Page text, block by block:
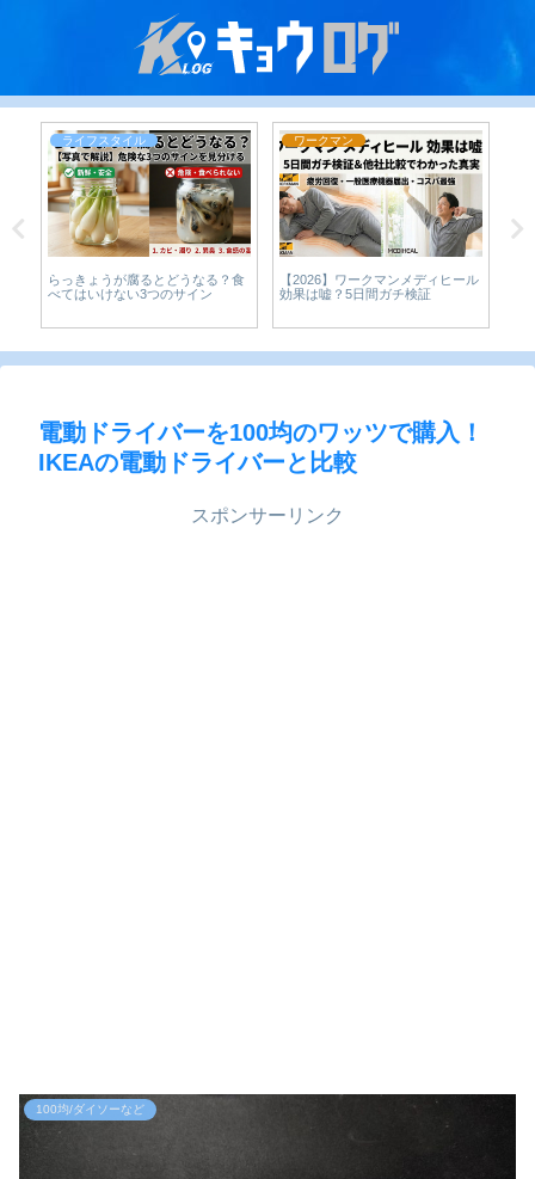
ライフスタイル
らっきょうが腐るとどうなる？食
べてはいけない3つのサイン
ワークマン
【2026】ワークマンメディヒール
効果は嘘？5日間ガチ検証
電動ドライバーを100均のワッツで購入！
IKEAの電動ドライバーと比較
スポンサーリンク
100均/ダイソーなど